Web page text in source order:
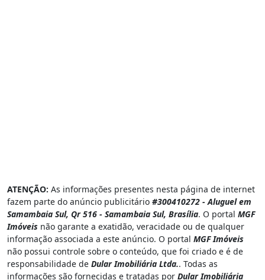
ATENÇÃO: As informações presentes nesta página de internet
fazem parte do anúncio publicitário #300410272 - Aluguel em
Samambaia Sul, Qr 516 - Samambaia Sul, Brasília. O portal MGF
Imóveis não garante a exatidão, veracidade ou de qualquer
informação associada a este anúncio. O portal MGF Imóveis
não possui controle sobre o conteúdo, que foi criado e é de
responsabilidade de Dular Imobiliária Ltda.. Todas as
informações são fornecidas e tratadas por Dular Imobiliária